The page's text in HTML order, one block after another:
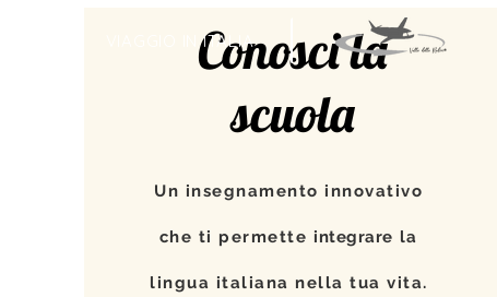
VIAGGIO IN ITALIAConosci la
scuola
Un insegnamento innovativo
che ti permette integrare la
lingua italiana nella tua vita.